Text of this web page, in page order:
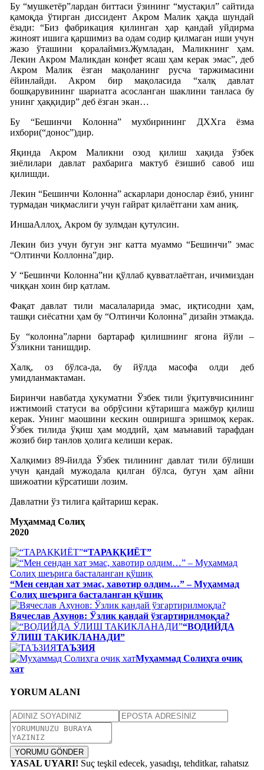
Бу “мушкетёр”лардан биттаси ўзининг “мустақил” сайтида
қамоқда ўтирган диссидент Акром Малик ҳақда шундай
ёзади: “Биз фабрикация қилинган ҳар қандай уйдирма
жиноят ишига қаршимиз ва одам содир қилмаган иши учун
жазо ўташини қоралаймиз.Жумладан, Маликнинг ҳам.
Лекин Акром Маликдан конфет ясаш ҳам керак эмас”, деб
Акром Малик ёзган мақоланинг русча таржимасини
ёйинлайди. Акром бир мақоласида “халқ давлат
бошқарувининг шариатга асосланган шаклини танласа бу
унинг ҳаққидир” деб ёзган экан…
Бу “Бешинчи Колонна” мухбирининг ДХХга ёзма
ихбори(“донос”)дир.
Яқинда Акром Маликни озод қилиш хақида ўзбек
зиёлилари давлат рахбарига мактуб ёзишиб савоб иш
қилишди.
Лекин “Бешинчи Колонна” аскарлари донослар ёзиб, унинг
турмадан чиқмаслиги учун гайрат қилаётгани хам аниқ.
ИншаАллоҳ, Акром бу зулмдан қутулсин.
Лекин биз учун бугун энг катта муаммо “Бешинчи” эмас
“Олтинчи Коллонна”дир.
У “Бешинчи Колонна”ни қўллаб қувватлаётган, ичимиздан
чиққан хоин бир қатлам.
Фақат давлат тили масалаларида эмас, иқтисодни ҳам,
ташқи сиёсатни ҳам бу “Олтинчи Колонна” дизайн этмакда.
Бу “колонна”ларни бартараф қилишнинг ягона йўли –
Ўзликни танишдир.
Халқ, оз бўлса-да, бу йўлда масофа олди деб
умидланмактаман.
Биринчи навбатда ҳукуматни Ўзбек тили ўқитувчисининг
ижтимоий статуси ва обрўсини кўтаришга мажбур қилиш
керак. Унинг маошини кескин оширишга эришмоқ керак.
Ўзбек тилида ўқиш ҳам моддий, ҳам маънавий тарафдан
жозиб бир танлов ҳолига келиши керак.
Халқимиз 89-йилда Ўзбек тилининг давлат тили бўлиши
учун қандай мужодала қилган бўлса, бугун ҳам айни
шижоатни кўрсатиши лозим.
Давлатни ўз тилига қайтариш керак.
Муҳаммад Солиҳ
2020
“ТАРАҚҚИЁТ”
“Мен сендан хат эмас, хавотир олдим…” – Муҳаммад
Солиҳ шеърига басталанган қўшиқ
Вячеслав Ахунов: Ўзлик қандай ўзгартирилмоқда?
“ВОДИЙДА
ЎЛИШ ТАКИКЛАНАДИ”
ТАЪЗИЯ
Муҳаммад Солиҳга очиқ
хат
YORUM ALANI
YORUMU GÖNDER
YASAL UYARI! Suç teşkil edecek, yasadışı, tehditkar, rahatsız